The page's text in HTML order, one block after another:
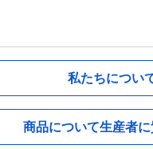
私たちについ
商品について生産者